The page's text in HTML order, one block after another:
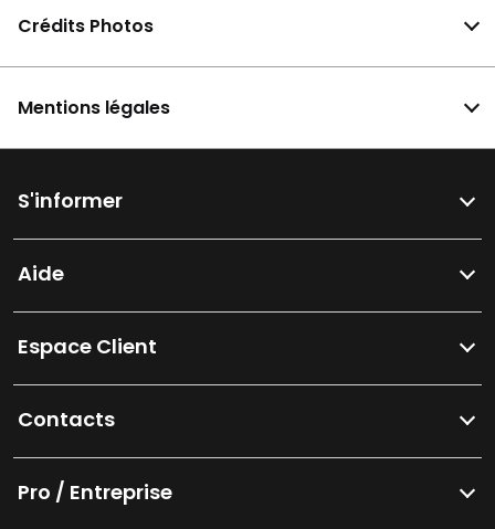
Crédits Photos
Mentions légales
S'informer
Aide
Espace Client
Contacts
Pro / Entreprise